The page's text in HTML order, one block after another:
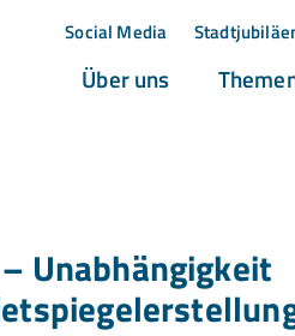
Social Media
Über uns(current)
Unabhängigkeit